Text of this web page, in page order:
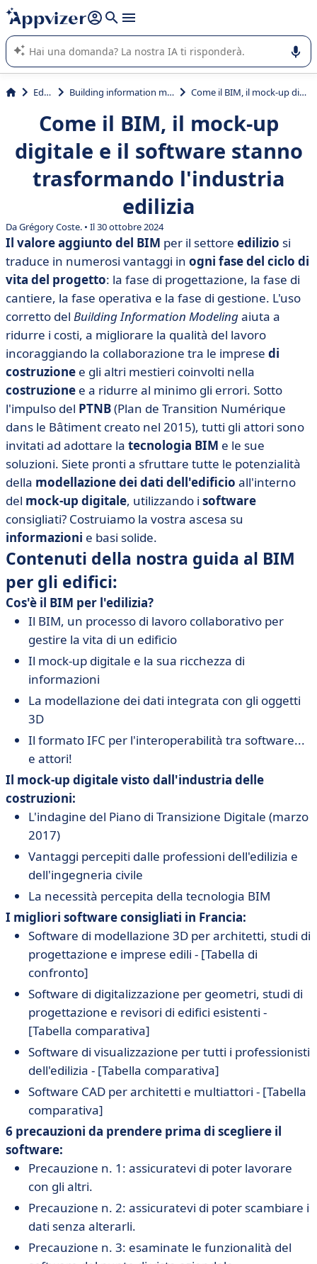
righe con
shift + enter
L'IA di Appvizer vi guida nell'utilizzo o nella scelta di un
software SaaS per la vostra azienda.
Edilizia Building information modeling (BIM) Come il BIM, il mock-up digitale e il software stanno trasformando l'industria edilizia
Come il BIM, il mock-up
digitale e il software stanno
trasformando l'industria
edilizia
Da Grégory Coste. • Il 30 ottobre 2024
Il valore aggiunto del BIM per il settore edilizio si
traduce in numerosi vantaggi in ogni fase del ciclo di
vita del progetto: la fase di progettazione, la fase di
cantiere, la fase operativa e la fase di gestione. L'uso
corretto del Building Information Modelingaiuta a
ridurre i costi, a migliorare la qualità del lavoro
incoraggiando la collaborazione tra le imprese di
costruzione e gli altri mestieri coinvolti nella
costruzione e a ridurre al minimo gli errori. Sotto
l'impulso del PTNB(Plan de Transition Numérique
dans le Bâtiment creato nel 2015), tutti gli attori sono
invitati ad adottare la tecnologia BIM e le sue
soluzioni. Siete pronti a sfruttare tutte le potenzialità
della modellazione dei dati dell'edificio all'interno
del mock-up digitale, utilizzando i software
consigliati? Costruiamo la vostra ascesa su
informazioni e basi solide.
Contenuti della nostra guida al BIM
per gli edifici:
Cos'è il BIM per l'edilizia?
Il BIM, un processo di lavoro collaborativo per
gestire la vita di un edificio
Il mock-up digitale e la sua ricchezza di
informazioni
La modellazione dei dati integrata con gli oggetti
3D
Il formato IFC per l'interoperabilità tra software...
e attori!
Il mock-up digitale visto dall'industria delle
costruzioni:
L'indagine del Piano di Transizione Digitale (marzo
2017)
Vantaggi percepiti dalle professioni dell'edilizia e
dell'ingegneria civile
La necessità percepita della tecnologia BIM
I migliori software consigliati in Francia:
Software di modellazione 3D per architetti, studi di
progettazione e imprese edili - [Tabella di
confronto]
Software di digitalizzazione per geometri, studi di
progettazione e revisori di edifici esistenti -
[Tabella comparativa]
Software di visualizzazione per tutti i professionisti
dell'edilizia - [Tabella comparativa]
Software CAD per architetti e multiattori - [Tabella
comparativa]
6 precauzioni da prendere prima di scegliere il
software:
Precauzione n. 1: assicuratevi di poter lavorare
con gli altri.
Precauzione n. 2: assicuratevi di poter scambiare i
dati senza alterarli.
Precauzione n. 3: esaminate le funzionalità del